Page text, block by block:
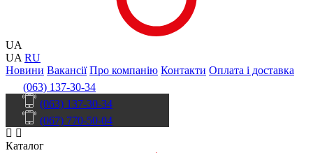
UA
UA RU
Новини Вакансії Про компанію Контакти Оплата і доставка
(063) 137-30-34
(063) 137-30-34
(067) 770-50-04
Каталог